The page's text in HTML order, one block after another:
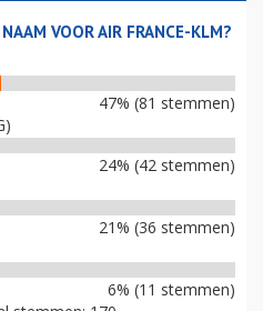
VOOR AIR FRANCE-KLM?
47% (81 stemmen)
24% (42 stemmen)
21% (36 stemmen)
6% (11 stemmen)